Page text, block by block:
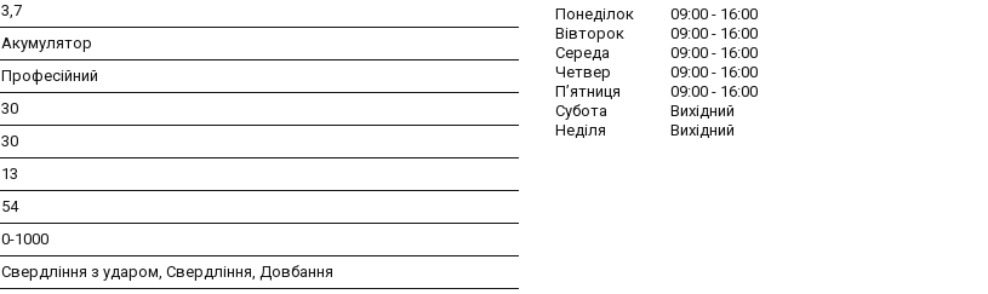
3,7
Акумулятор
Професійний
30
30
13
54
0-1000
Свердління з ударом, Свердління, Довбання
Понеділок 09:00
16:00
Вівторок
09:00
16:00
Середа
09:00
16:00
Четвер
09:00
16:00
Пʼятниця
09:00
16:00
Субота
Вихідний
Неділя
Вихідний